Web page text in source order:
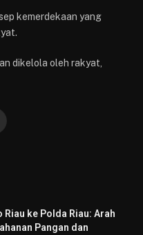
kemerdekaan yang
dikelola oleh rakyat,
Riau ke Polda Riau: Arah
Pangan dan